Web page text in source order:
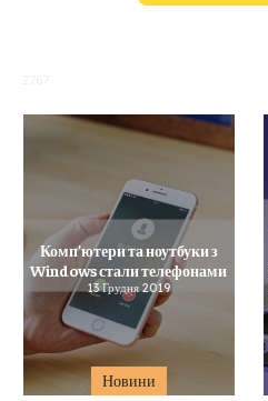
Новини
Комп’ютери та ноутбуки з
Windows стали телефонами
13 Грудня 2019